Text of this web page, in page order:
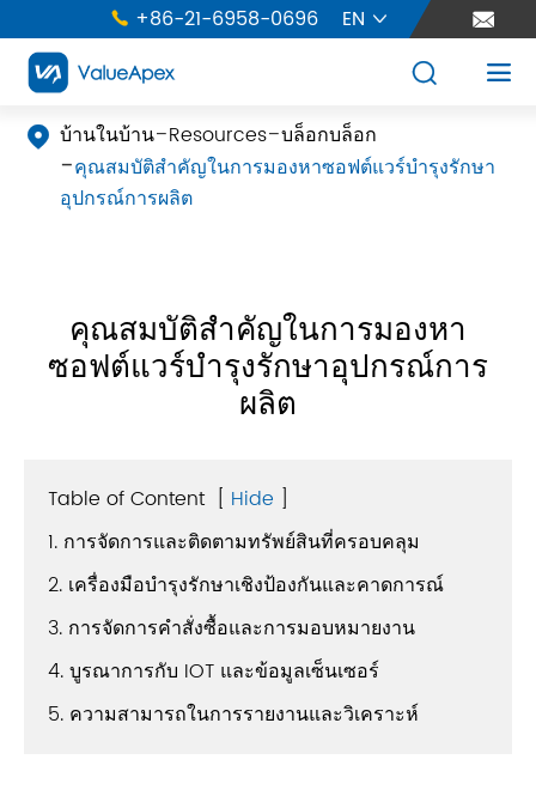
 +86-21-6958-0696 EN  
 
 บ้านในบ้าน Resources บล็อกบล็อก
คุณสมบัติสำคัญในการมองหาซอฟต์แวร์บำรุงรักษา
อุปกรณ์การผลิต
คุณสมบัติสำคัญในการมองหา
ซอฟต์แวร์บำรุงรักษาอุปกรณ์การ
ผลิต
Table of Content [ Hide ]
1. การจัดการและติดตามทรัพย์สินที่ครอบคลุม
2. เครื่องมือบำรุงรักษาเชิงป้องกันและคาดการณ์
3. การจัดการคำสั่งซื้อและการมอบหมายงาน
4. บูรณาการกับ IOT และข้อมูลเซ็นเซอร์
5. ความสามารถในการรายงานและวิเคราะห์